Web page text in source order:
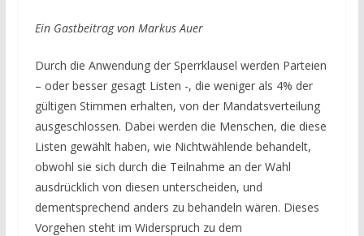
Ein Gastbeitrag von Markus Auer
Durch die Anwendung der Sperrklausel werden Parteien
– oder besser gesagt Listen -, die weniger als 4% der
gültigen Stimmen erhalten, von der Mandatsverteilung
ausgeschlossen. Dabei werden die Menschen, die diese
Listen gewählt haben, wie Nichtwählende behandelt,
obwohl sie sich durch die Teilnahme an der Wahl
ausdrücklich von diesen unterscheiden, und
dementsprechend anders zu behandeln wären. Dieses
Vorgehen steht im Widerspruch zu dem